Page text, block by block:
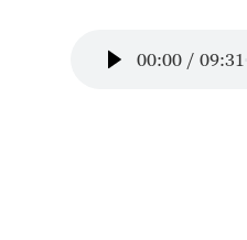
00:00 / 09:31